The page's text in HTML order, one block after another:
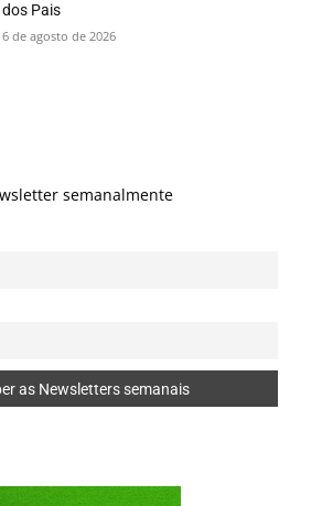
dos Pais
6 de agosto de 2026
semanalmente